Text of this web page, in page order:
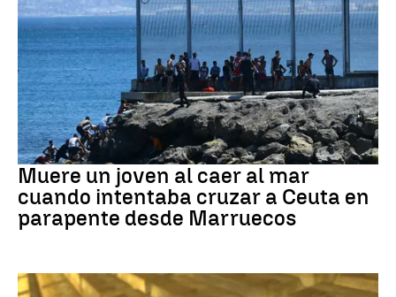
Ceuta
Muere un joven al caer al mar
cuando intentaba cruzar a Ceuta en
parapente desde Marruecos